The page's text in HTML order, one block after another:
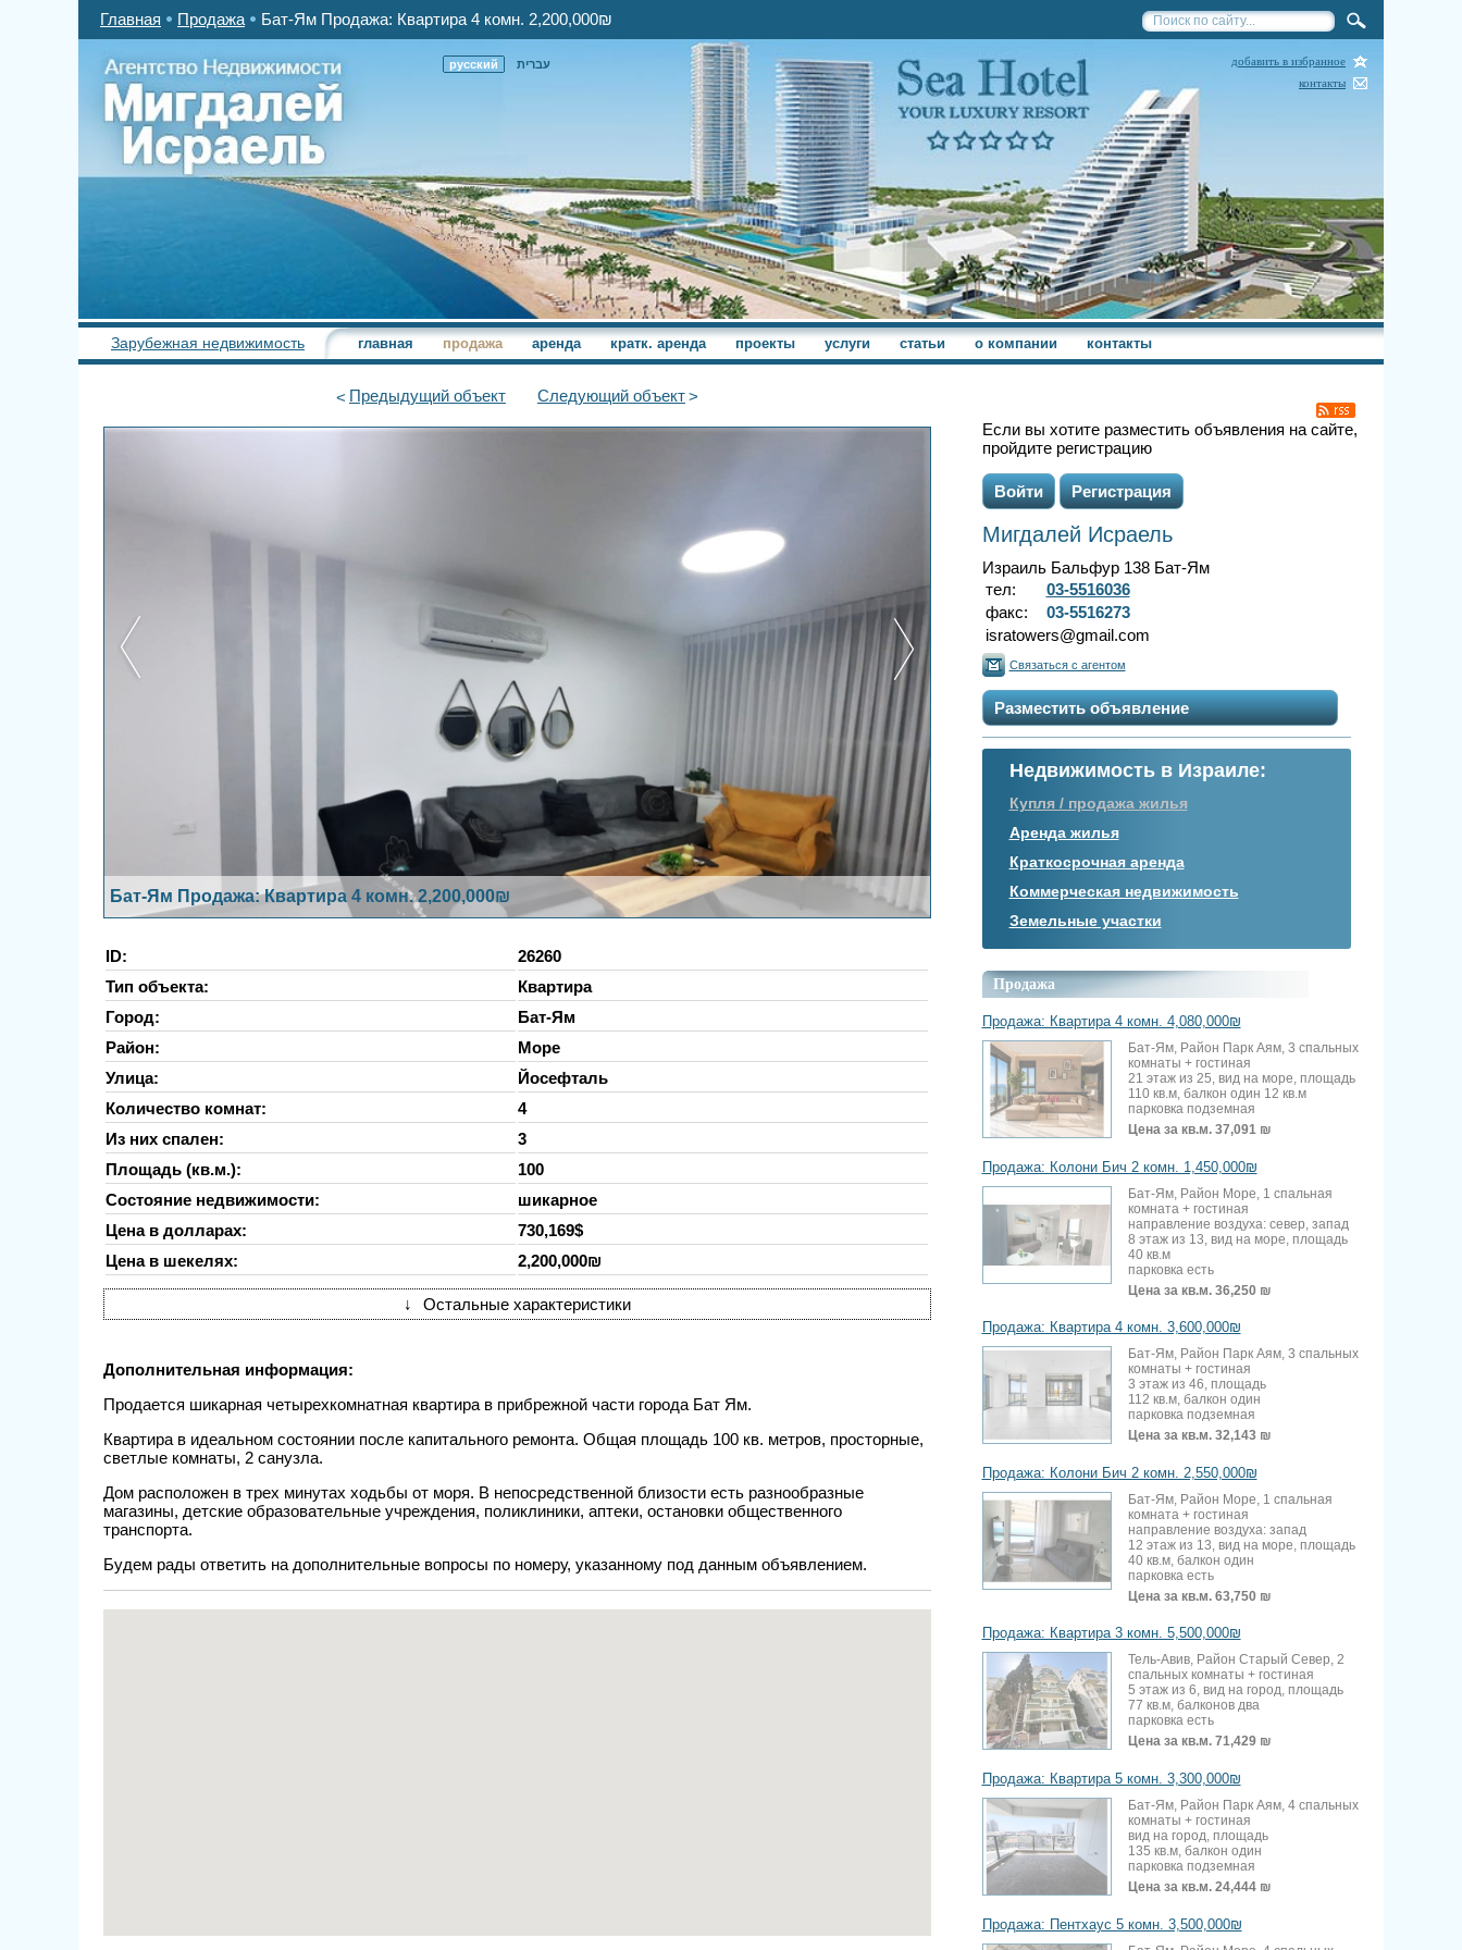
Главная Продажа Бат-Ям Продажа: Квартира 4 комн. 2,200,000₪
עברית русский
добавить в избранное
контакты
Зарубежная недвижимость главная продажа аренда кратк. аренда проекты услуги статьи о компании контакты
Предыдущийобъект Следующийобъект
Бат-Ям Продажа: Квартира 4 комн. 2,200,000₪
ID:
26260
Тип объекта:
Квартира
Город:
Бат-Ям
Район:
Море
Улица:
Йосефталь
Количество комнат:
4
Из них спален:
3
Площадь (кв.м.):
100
Состояние недвижимости:
шикарное
Цена в долларах:
730,169$
Цена в шекелях:
2,200,000₪
↓ Остальные характеристики
Дополнительная информация:
Продается шикарная четырехкомнатная квартира в прибрежной части города Бат Ям.
Квартира в идеальном состоянии после капитального ремонта. Общая площадь 100 кв. метров, просторные,
светлые комнаты, 2 санузла.
Дом расположен в трех минутах ходьбы от моря. В непосредственной близости есть разнообразные
магазины, детские образовательные учреждения, поликлиники, аптеки, остановки общественного
транспорта.
Будем рады ответить на дополнительные вопросы по номеру, указанному под данным объявлением.
Если вы хотите разместить объявления на сайте,
пройдите регистрацию
Войти Регистрация
Мигдалей Исраель
Израиль Бальфур 138 Бат-Ям
тел:
03-5516036
факс:
03-5516273
isratowers@gmail.com
Связаться с агентом
Разместить объявление
Недвижимость в Израиле:
Купля / продажа жилья
Аренда жилья
Краткосрочная аренда
Коммерческая недвижимость
Земельные участки
Продажа
Продажа: Квартира 4 комн. 4,080,000₪
Бат-Ям, Район Парк Аям, 3 спальных
комнаты + гостиная
21 этаж из 25, вид на море, площадь
110 кв.м, балкон один 12 кв.м
парковка подземная
Цена за кв.м. 37,091 ₪
Продажа: Колони Бич 2 комн. 1,450,000₪
Бат-Ям, Район Море, 1 спальная
комната + гостиная
направление воздуха: север, запад
8 этаж из 13, вид на море, площадь
40 кв.м
парковка есть
Цена за кв.м. 36,250 ₪
Продажа: Квартира 4 комн. 3,600,000₪
Бат-Ям, Район Парк Аям, 3 спальных
комнаты + гостиная
3 этаж из 46, площадь
112 кв.м, балкон один
парковка подземная
Цена за кв.м. 32,143 ₪
Продажа: Колони Бич 2 комн. 2,550,000₪
Бат-Ям, Район Море, 1 спальная
комната + гостиная
направление воздуха: запад
12 этаж из 13, вид на море, площадь
40 кв.м, балкон один
парковка есть
Цена за кв.м. 63,750 ₪
Продажа: Квартира 3 комн. 5,500,000₪
Тель-Авив, Район Старый Север, 2
спальных комнаты + гостиная
5 этаж из 6, вид на город, площадь
77 кв.м, балконов два
парковка есть
Цена за кв.м. 71,429 ₪
Продажа: Квартира 5 комн. 3,300,000₪
Бат-Ям, Район Парк Аям, 4 спальных
комнаты + гостиная
вид на город, площадь
135 кв.м, балкон один
парковка подземная
Цена за кв.м. 24,444 ₪
Продажа: Пентхаус 5 комн. 3,500,000₪